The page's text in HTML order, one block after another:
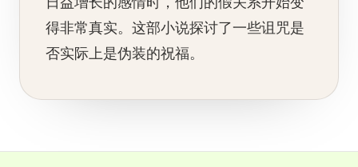
日益增长的感情时，他们的假关系开始变
得非常真实。这部小说探讨了一些诅咒是
否实际上是伪装的祝福。